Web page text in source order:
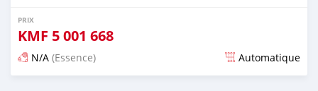
PRIX
KMF 5 001 668
N/A (Essence) Automatique